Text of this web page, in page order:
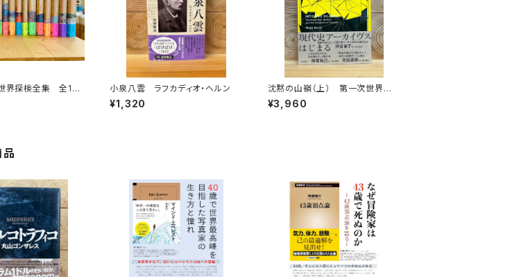
世界探検全集 全16
典「第17巻（非売
】
小泉八雲 ラフカディオ・ヘルン
¥1,320
沈黙の山嶺（上） 第一次世界大
戦とマロリーのエヴェレスト
¥3,960